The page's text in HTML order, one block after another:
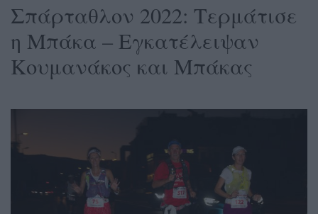
Σπάρταθλον 2022: Τερμάτισε
η Μπάκα – Εγκατέλειψαν
Κουμανάκος και Μπάκας